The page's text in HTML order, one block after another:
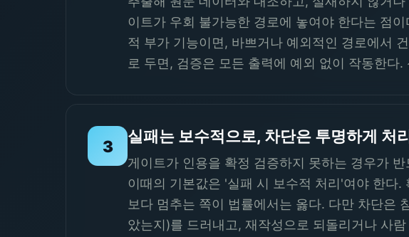
이트가 우회 불가능한 경로에 놓여야 한다는 점
적 부가 기능이면, 바쁘거나 예외적인 경로에서
로 두면, 검증은 모든 출력에 예외 없이 작동한
3
실패는 보수적으로, 차단은 투명하게 처
게이트가 인용을 확정 검증하지 못하는 경우가
이때의 기본값은 '실패 시 보수적 처리'여야 한다
보다 멈추는 쪽이 법률에서는 옳다. 다만 차단은
았는지)를 드러내고, 재작성으로 되돌리거나 사